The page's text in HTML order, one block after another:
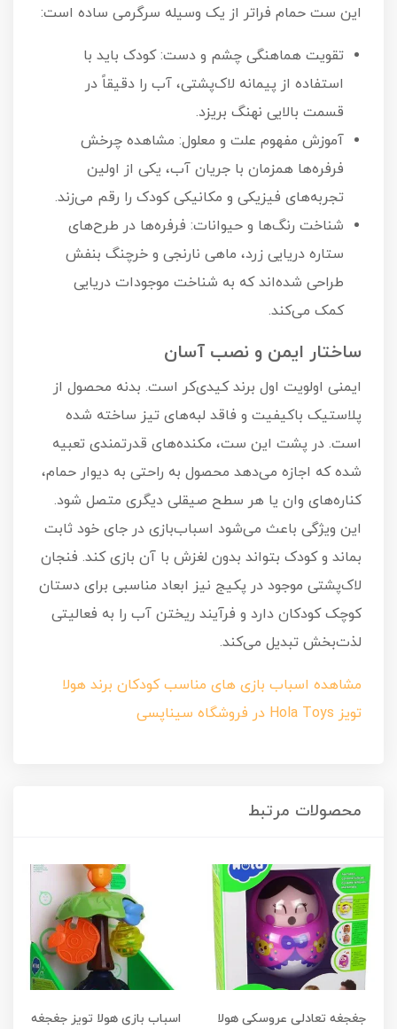
این ست حمام فراتر از یک وسیله سرگرمی ساده است:
تقویت هماهنگی چشم و دست: کودک باید با
استفاده از پیمانه لاک‌پشتی، آب را دقیقاً در
قسمت بالایی نهنگ بریزد.
آموزش مفهوم علت و معلول: مشاهده چرخش
فرفره‌ها همزمان با جریان آب، یکی از اولین
تجربه‌های فیزیکی و مکانیکی کودک را رقم می‌زند.
شناخت رنگ‌ها و حیوانات: فرفره‌ها در طرح‌های
ستاره دریایی زرد، ماهی نارنجی و خرچنگ بنفش
طراحی شده‌اند که به شناخت موجودات دریایی
کمک می‌کند.
ساختار ایمن و نصب آسان
ایمنی اولویت اول برند کیدی‌کر است. بدنه محصول از
پلاستیک باکیفیت و فاقد لبه‌های تیز ساخته شده
است. در پشت این ست، مکنده‌های قدرتمندی تعبیه
شده که اجازه می‌دهد محصول به راحتی به دیوار حمام،
کناره‌های وان یا هر سطح صیقلی دیگری متصل شود.
این ویژگی باعث می‌شود اسباب‌بازی در جای خود ثابت
بماند و کودک بتواند بدون لغزش با آن بازی کند. فنجان
لاک‌پشتی موجود در پکیج نیز ابعاد مناسبی برای دستان
کوچک کودکان دارد و فرآیند ریختن آب را به فعالیتی
لذت‌بخش تبدیل می‌کند.
مشاهده اسباب بازی های مناسب کودکان برند هولا
تویز Hola Toys در فروشگاه سیناپسی
محصولات مرتبط
جغجغه تعادلی عروسکی هولا
اسباب بازی هولا تویز جغجغه